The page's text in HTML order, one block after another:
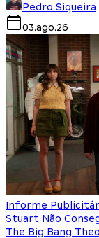
Pedro Siqueira
03.ago.26
Informe
Stuart Não
The Big Bang